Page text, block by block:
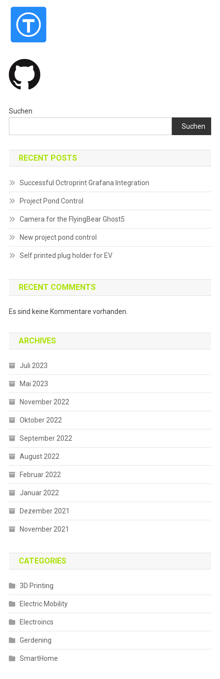
Suchen
Suchen
RECENT POSTS
Successful Octroprint Grafana Integration
Project Pond Control
Camera for the FlyingBear Ghost5
New project pond control
Self printed plug holder for EV
RECENT COMMENTS
Es sind keine Kommentare vorhanden.
ARCHIVES
Juli 2023
Mai 2023
November 2022
Oktober 2022
September 2022
August 2022
Februar 2022
Januar 2022
Dezember 2021
November 2021
CATEGORIES
3D Printing
Electric Mobility
Electroincs
Gerdening
SmartHome